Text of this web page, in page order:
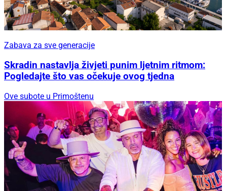
Zabava za sve generacije
Skradin nastavlja živjeti punim ljetnim ritmom:
Pogledajte što vas očekuje ovog tjedna
Ove subote u Primoštenu